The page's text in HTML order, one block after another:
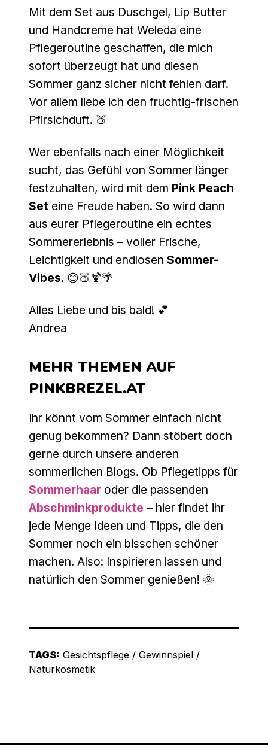
Mit dem Set aus Duschgel, Lip Butter
und Handcreme hat Weleda eine
Pflegeroutine geschaffen, die mich
sofort überzeugt hat und diesen
Sommer ganz sicher nicht fehlen darf.
Vor allem liebe ich den fruchtig-frischen
Pfirsichduft. 🍑
Wer ebenfalls nach einer Möglichkeit
sucht, das Gefühl von Sommer länger
festzuhalten, wird mit dem Pink Peach
Set eine Freude haben. So wird dann
aus eurer Pflegeroutine ein echtes
Sommererlebnis – voller Frische,
Leichtigkeit und endlosen Sommer-
Vibes. 😊🍑🍹🌴
Alles Liebe und bis bald! 💕
Andrea
MEHR THEMEN AUF
PINKBREZEL.AT
Ihr könnt vom Sommer einfach nicht
genug bekommen? Dann stöbert doch
gerne durch unsere anderen
sommerlichen Blogs. Ob Pflegetipps für
Sommerhaar oder die passenden
Abschminkprodukte – hier findet ihr
jede Menge Ideen und Tipps, die den
Sommer noch ein bisschen schöner
machen. Also: Inspirieren lassen und
natürlich den Sommer genießen! 🌞
TAGS: Gesichtspflege / Gewinnspiel /
Naturkosmetik